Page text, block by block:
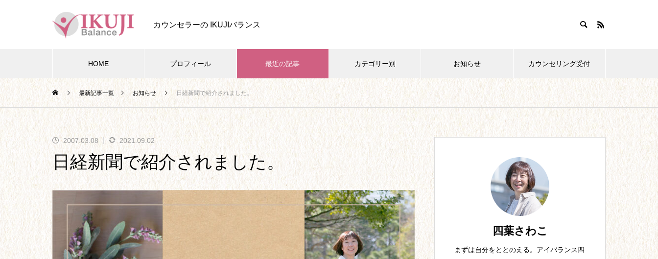
カウンセラーの IKUJIバランス
HOME プロフィール 最近の記事 カテゴリー別 お知らせ カウンセリング受付
四葉ストーリー 家族・子育て 開業・ビジネス 学び・資格 おすすめ紹介
四葉ストーリー記事一覧
四葉ストーリー、しばらくお休
みします。
【28】0歳育児。どこまでやれ
リーについて
【26】リベンジ欲求から、念願
のマイホーム取得。
【25】夫との出会い。結婚。
最新記事一覧 お知らせ 日経新聞で紹介されました。
2007.03.08 2021.09.02
日経新聞で紹介されました。
四葉さわこ
まずは自分をととのえる。アイバランス四